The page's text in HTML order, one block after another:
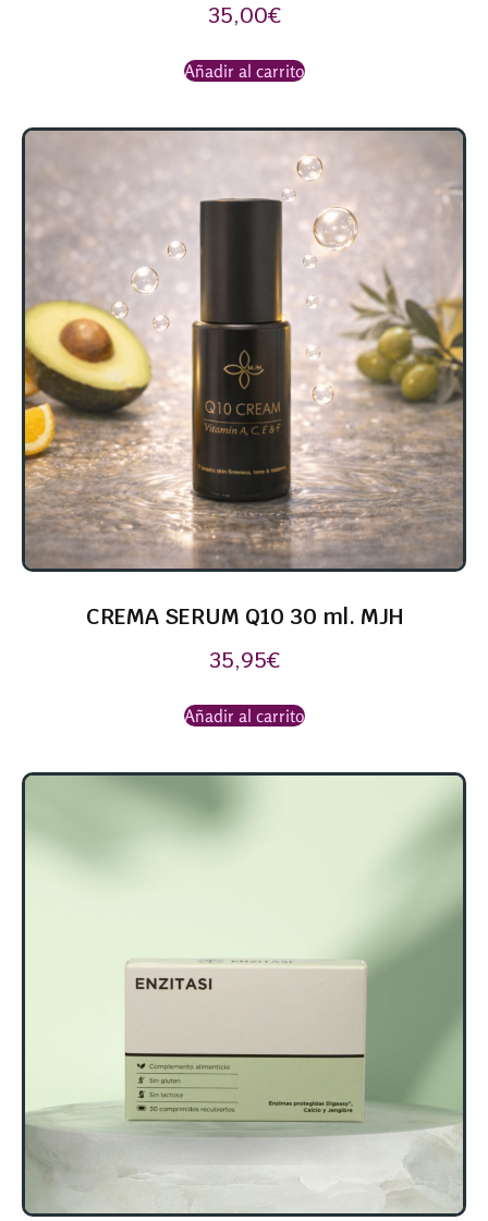
35,00€
Añadir al carrito
CREMA SERUM Q10 30 ml. MJH
35,95€
Añadir al carrito